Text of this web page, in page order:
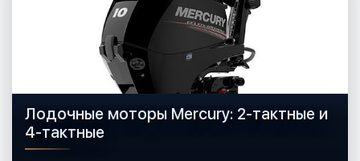
Лодочные моторы Mercury: 2-тактные и
4-тактные